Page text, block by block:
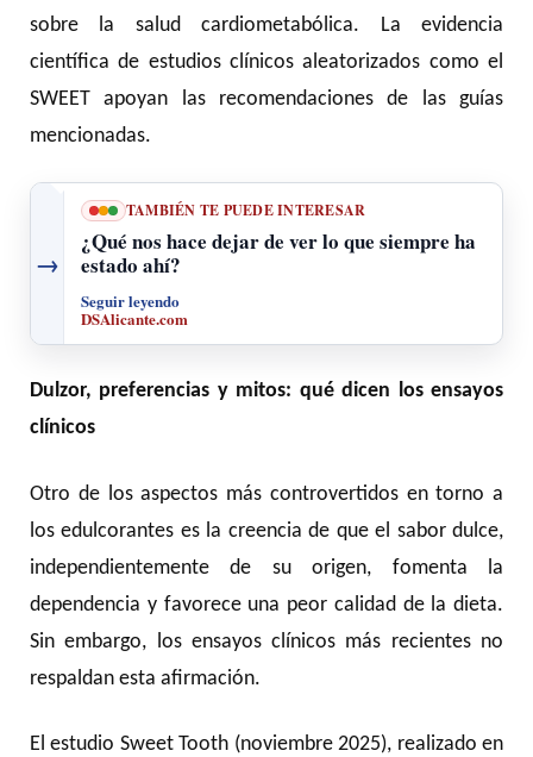
sobre la salud cardiometabólica. La evidencia
científica de estudios clínicos aleatorizados como el
SWEET apoyan las recomendaciones de las guías
mencionadas.
→
TAMBIÉN TE PUEDE INTERESAR
¿Qué nos hace dejar de ver lo que siempre ha
estado ahí?
Seguir leyendo
DSAlicante.com
Dulzor, preferencias y mitos: qué dicen los ensayos
clínicos
Otro de los aspectos más controvertidos en torno a
los edulcorantes es la creencia de que el sabor dulce,
independientemente de su origen, fomenta la
dependencia y favorece una peor calidad de la dieta.
Sin embargo, los ensayos clínicos más recientes no
respaldan esta afirmación.
El estudio Sweet Tooth (noviembre 2025), realizado en